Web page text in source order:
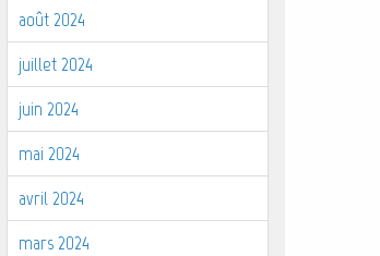
août 2024
juillet 2024
juin 2024
mai 2024
avril 2024
mars 2024